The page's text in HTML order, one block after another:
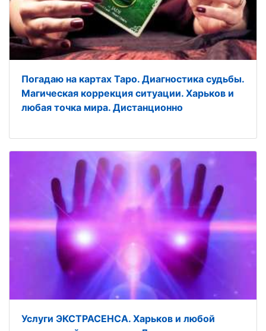
Погадаю на картах Таро. Диагностика судьбы.
Магическая коррекция ситуации. Харьков и
любая точка мира. Дистанционно
Услуги ЭКСТРАСЕНСА. Харьков и любой